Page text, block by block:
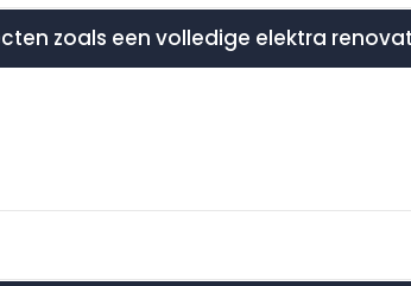
zoals een volledige elektra